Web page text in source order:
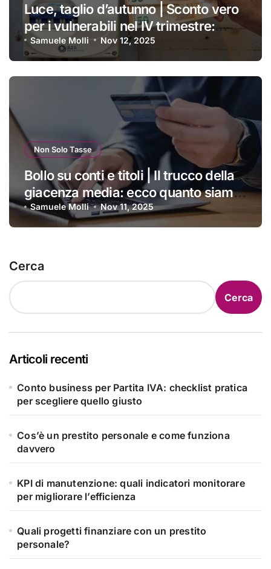
Luce, taglio d’autunno | Sconto vero
per i vulnerabili nel IV trimestre:
ecco a chi si applica e come
ottenerlo
Samuele Molli Nov 12, 2025
Non Solo Tasse
Bollo su conti e titoli | Il trucco della
giacenza media: ecco quanto siamo
costretti a pagare ogni anno
Samuele Molli Nov 11, 2025
Cerca
Cerca
Articoli recenti
Conto business per Partita IVA: checklist pratica
per scegliere quello giusto
Cos’è un prestito personale e come funziona
davvero
KPI di manutenzione: quali indicatori monitorare
per migliorare l’efficienza
Quali progetti finanziare con un prestito
personale?